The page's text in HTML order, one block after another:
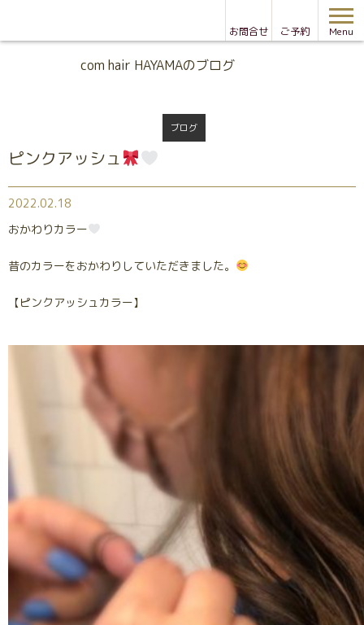
お問合せ ご予約 Menu
com hair HAYAMAのブログ
ブログ
ピンクアッシュ
2022.02.18
おかわりカラー
昔のカラーをおかわりしていただきました。
【ピンクアッシュカラー】